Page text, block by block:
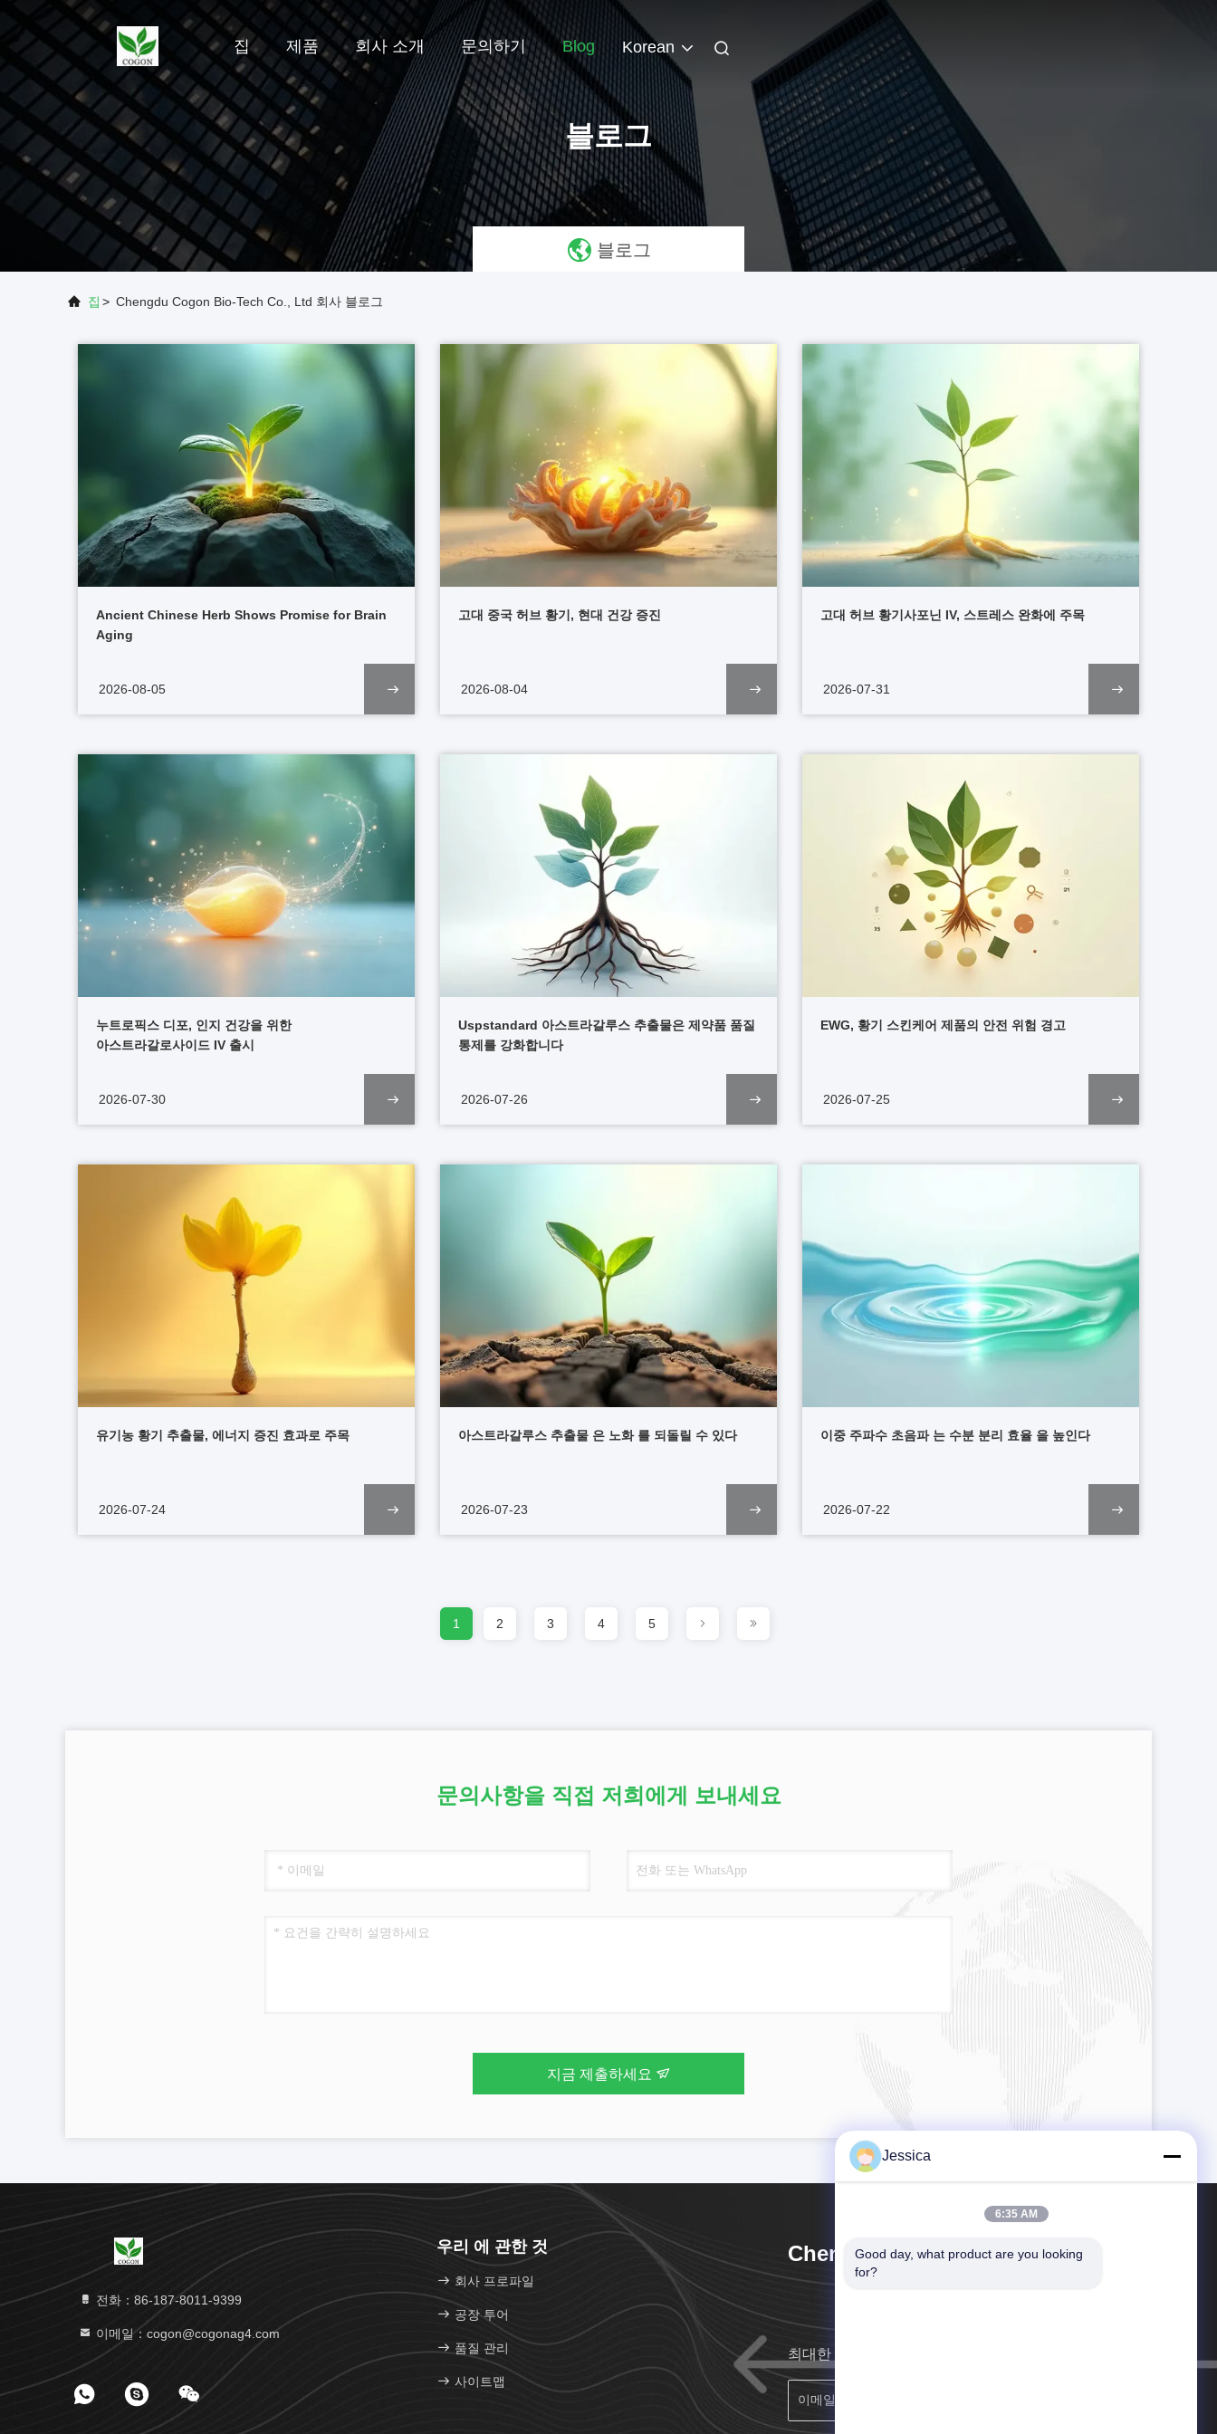
집 제품 회사 소개 문의하기 Blog Korean
블로그
블로그
집 > Chengdu Cogon Bio-Tech Co., Ltd 회사 블로그
Ancient Chinese Herb Shows Promise for Brain
Aging
2026-08-05
고대 중국 허브 황기, 현대 건강 증진
2026-08-04
고대 허브 황기사포닌 IV, 스트레스 완화에 주목
2026-07-31
누트로픽스 디포, 인지 건강을 위한
아스트라갈로사이드 IV 출시
2026-07-30
Uspstandard 아스트라갈루스 추출물은 제약품 품질
통제를 강화합니다
2026-07-26
EWG, 황기 스킨케어 제품의 안전 위험 경고
2026-07-25
유기농 황기 추출물, 에너지 증진 효과로 주목
2026-07-24
아스트라갈루스 추출물 은 노화 를 되돌릴 수 있다
2026-07-23
이중 주파수 초음파 는 수분 분리 효율 을 높인다
2026-07-22
1 2 3 4 5
문의사항을 직접 저희에게 보내세요
지금 제출하세요
전화：86-187-8011-9399
이메일：cogon@cogonag4.com
우리 에 관한 것
회사 프로파일
공장 투어
품질 관리
사이트맵
Chengdu Cogon Bio-tech Co., Ltd
최대한 빨리 연락할게요
Jessica
6:35 AM
Good day, what product are you looking
for?